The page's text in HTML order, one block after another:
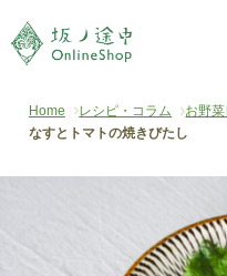
Home レシピ・コラム お野
なすとトマトの焼きびたし